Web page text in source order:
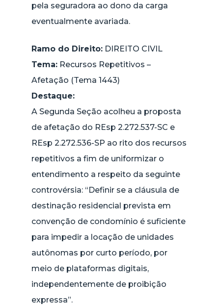
pela seguradora ao dono da carga
eventualmente avariada.
Ramo do Direito: DIREITO CIVIL
Tema: Recursos Repetitivos –
Afetação (Tema 1443)
Destaque:
A Segunda Seção acolheu a proposta
de afetação do REsp 2.272.537-SC e
REsp 2.272.536-SP ao rito dos recursos
repetitivos a fim de uniformizar o
entendimento a respeito da seguinte
controvérsia: “Definir se a cláusula de
destinação residencial prevista em
convenção de condomínio é suficiente
para impedir a locação de unidades
autônomas por curto período, por
meio de plataformas digitais,
independentemente de proibição
expressa”.